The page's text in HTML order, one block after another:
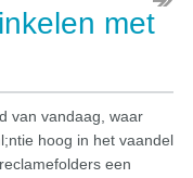
met
van vandaag, waar
hoog in het vaandel
een